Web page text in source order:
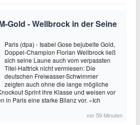
Gold - Wellbrock in der Seine
Paris (dpa) - Isabel Gose bejubelte Gold,
Doppel-Champion Florian Wellbrock ließ
sich seine Laune auch vom verpassten
Titel-Hattrick nicht vermiesen: Die
deutschen Freiwasser-Schwimmer
zeigten auch ohne die lange mögliche
Sprint ihre Klasse und weisen vor
in Paris eine starke Bilanz vor. «Ich
vor 59 Minuten